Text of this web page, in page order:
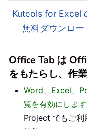
Kutools for Excel
無料ダウンロー
Office Tab は
をもたらし、作
Word、Excel、
覧を有効にします
Project でもご利